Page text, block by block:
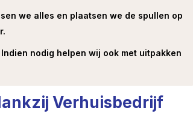
we alles en plaatsen we de spullen op
nodig helpen wij ook met uitpakken
Verhuisbedrijf